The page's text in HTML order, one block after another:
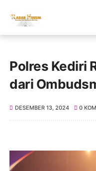
Polres Kediri
dari
DESEMBER 13, 2024 0